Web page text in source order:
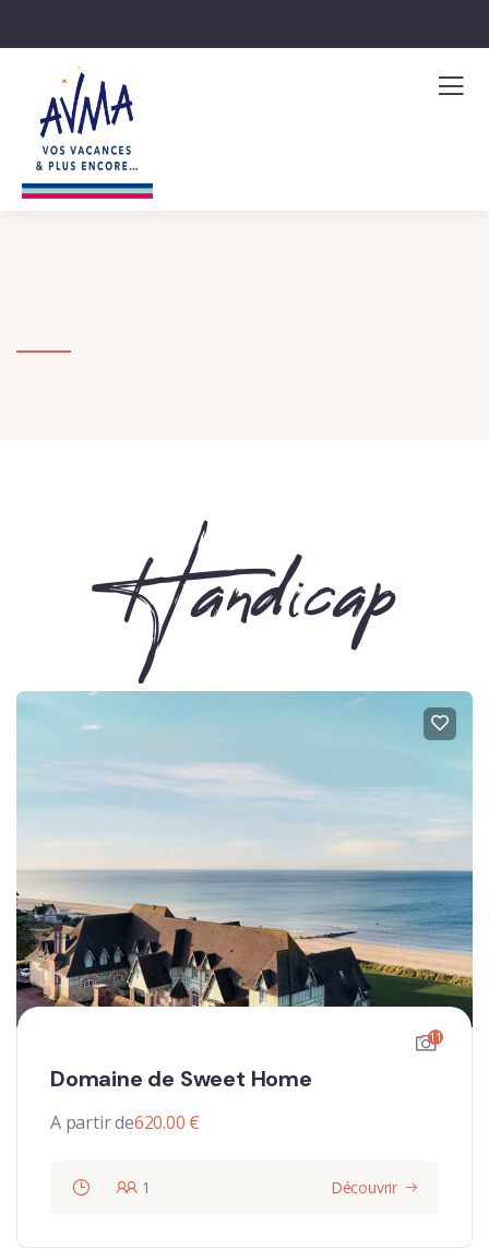
Handicap
11
Domaine de Sweet Home
A partir de620.00 €
1 Découvrir